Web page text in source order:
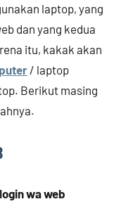
laptop, yang
dan yang kedua
itu, kakak akan
/ laptop
Berikut masing
wa web